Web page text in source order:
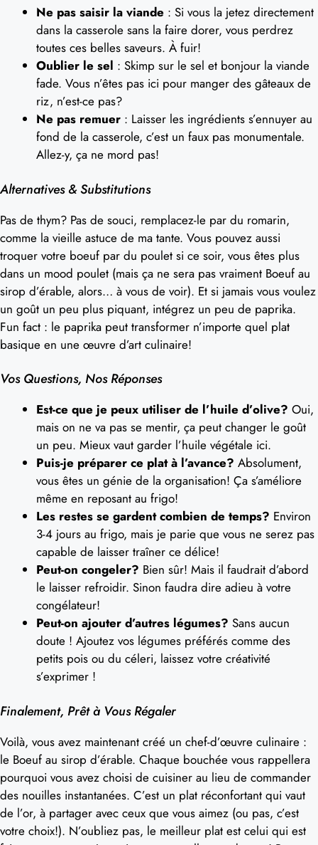
Ne pas saisir la viande : Si vous la jetez directement
dans la casserole sans la faire dorer, vous perdrez
toutes ces belles saveurs. À fuir!
Oublier le sel : Skimp sur le sel et bonjour la viande
fade. Vous n’êtes pas ici pour manger des gâteaux de
riz, n’est-ce pas?
Ne pas remuer : Laisser les ingrédients s’ennuyer au
fond de la casserole, c’est un faux pas monumentale.
Allez-y, ça ne mord pas!
Alternatives & Substitutions
Pas de thym? Pas de souci, remplacez-le par du romarin,
comme la vieille astuce de ma tante. Vous pouvez aussi
troquer votre boeuf par du poulet si ce soir, vous êtes plus
dans un mood poulet (mais ça ne sera pas vraiment Boeuf au
sirop d’érable, alors… à vous de voir). Et si jamais vous voulez
un goût un peu plus piquant, intégrez un peu de paprika.
Fun fact : le paprika peut transformer n’importe quel plat
basique en une œuvre d’art culinaire!
Vos Questions, Nos Réponses
Est-ce que je peux utiliser de l’huile d’olive? Oui,
mais on ne va pas se mentir, ça peut changer le goût
un peu. Mieux vaut garder l’huile végétale ici.
Puis-je préparer ce plat à l’avance? Absolument,
vous êtes un génie de la organisation! Ça s’améliore
même en reposant au frigo!
Les restes se gardent combien de temps? Environ
3-4 jours au frigo, mais je parie que vous ne serez pas
capable de laisser traîner ce délice!
Peut-on congeler? Bien sûr! Mais il faudrait d’abord
le laisser refroidir. Sinon faudra dire adieu à votre
congélateur!
Peut-on ajouter d’autres légumes? Sans aucun
doute ! Ajoutez vos légumes préférés comme des
petits pois ou du céleri, laissez votre créativité
s’exprimer !
Finalement, Prêt à Vous Régaler
Voilà, vous avez maintenant créé un chef-d’œuvre culinaire :
le Boeuf au sirop d’érable. Chaque bouchée vous rappellera
pourquoi vous avez choisi de cuisiner au lieu de commander
des nouilles instantanées. C’est un plat réconfortant qui vaut
de l’or, à partager avec ceux que vous aimez (ou pas, c’est
votre choix!). N’oubliez pas, le meilleur plat est celui qui est